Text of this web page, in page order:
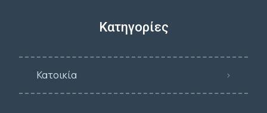
Κατηγορίες
Κατοικία